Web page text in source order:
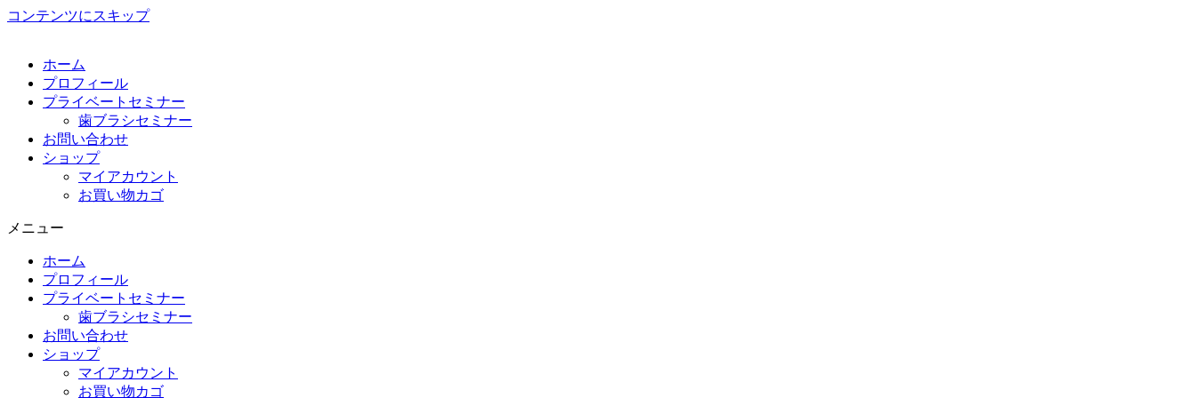
コンテンツにスキップ
ホーム
プロフィール
プライベートセミナー
歯ブラシセミナー
お問い合わせ
ショップ
マイアカウント
お買い物カゴ
メニュー
ホーム
プロフィール
プライベートセミナー
歯ブラシセミナー
お問い合わせ
ショップ
マイアカウント
お買い物カゴ